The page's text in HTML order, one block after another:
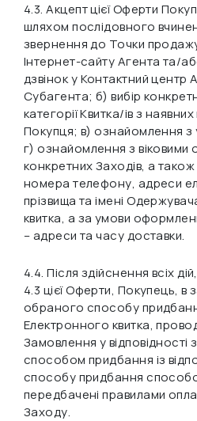
4.3. Акцепт цієї Оферти
шляхом послідовного
звернення до Точки
Інтернет-сайту Агента та/
дзвінок у Контактний центр
Субагента; б) вибір
категорії Квитка/ів з
Покупця; в) ознайомлення з
г) ознайомлення з
конкретних Заходів, а
номера телефону, адреси
прізвища та імені
квитка, а за умови
– адреси та часу доставки.
4.4. Після здійснення всіх
4.3 цієї Оферти, Покупець, в
обраного способу
Електронного квитка,
Замовлення у
способом придбання із
способу придбання
передбачені правилами
Заходу.